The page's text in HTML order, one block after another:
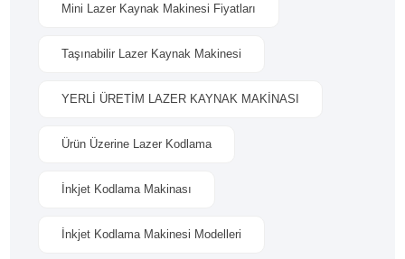
Mini Lazer Kaynak Makinesi Fiyatları
Taşınabilir Lazer Kaynak Makinesi
YERLİ ÜRETİM LAZER KAYNAK MAKİNASI
Ürün Üzerine Lazer Kodlama
İnkjet Kodlama Makinası
İnkjet Kodlama Makinesi Modelleri